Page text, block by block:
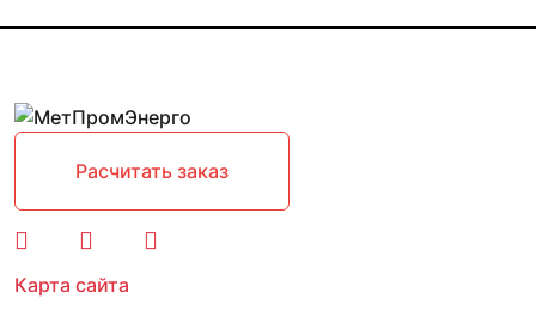
Расчитать заказ
Карта сайта